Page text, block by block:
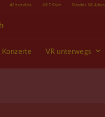
#2 bestellen VR T-Shirt Einzelne VR-Alben
Konzerte VR unterwegs